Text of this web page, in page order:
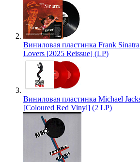
Виниловая пластинка Frank
Lovers [2025 Reissue] (LP)
Виниловая пластинка Michael
[Coloured Red Vinyl] (2 LP)